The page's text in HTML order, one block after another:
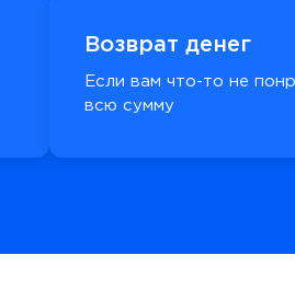
Возврат денег
Если вам что-то не
всю сумму